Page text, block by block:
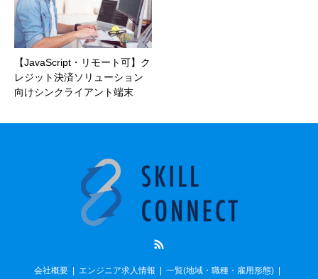
【JavaScript・リモート可】ク
レジット決済ソリューション
向けシンクライアント端末
会社概要 エンジニア求人情報 一覧(地域・職種・雇用形態)